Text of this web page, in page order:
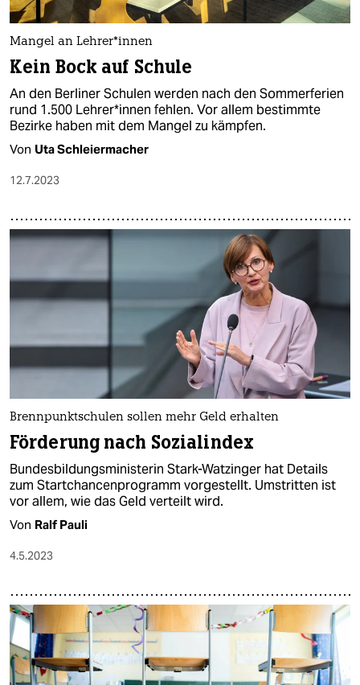
Mangel an Leh­re­r*in­nen
Kein Bock auf Schule
An den Berliner Schulen werden nach den Sommerferien
rund 1.500 Leh­re­r*in­nen fehlen. Vor allem bestimmte
Bezirke haben mit dem Mangel zu kämpfen.
Von Uta Schleiermacher
12.7.2023
Brennpunktschulen sollen mehr Geld erhalten
Förderung nach Sozialindex
Bundesbildungsministerin Stark-Watzinger hat Details
zum Startchancenprogramm vorgestellt. Umstritten ist
vor allem, wie das Geld verteilt wird.
Von Ralf Pauli
4.5.2023